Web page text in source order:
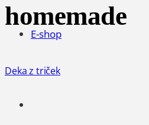
E-shop
homemade
Deka z triček